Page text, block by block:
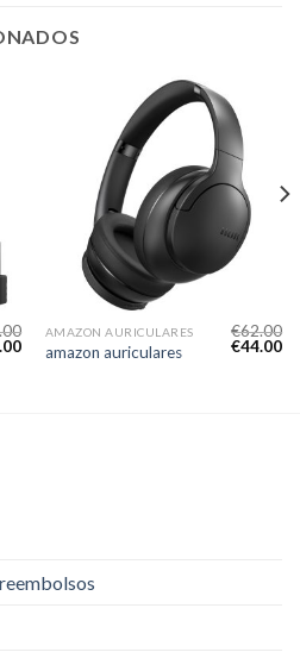
AMAZON AURICULARES
amazon auriculares
€62.00
€44.00